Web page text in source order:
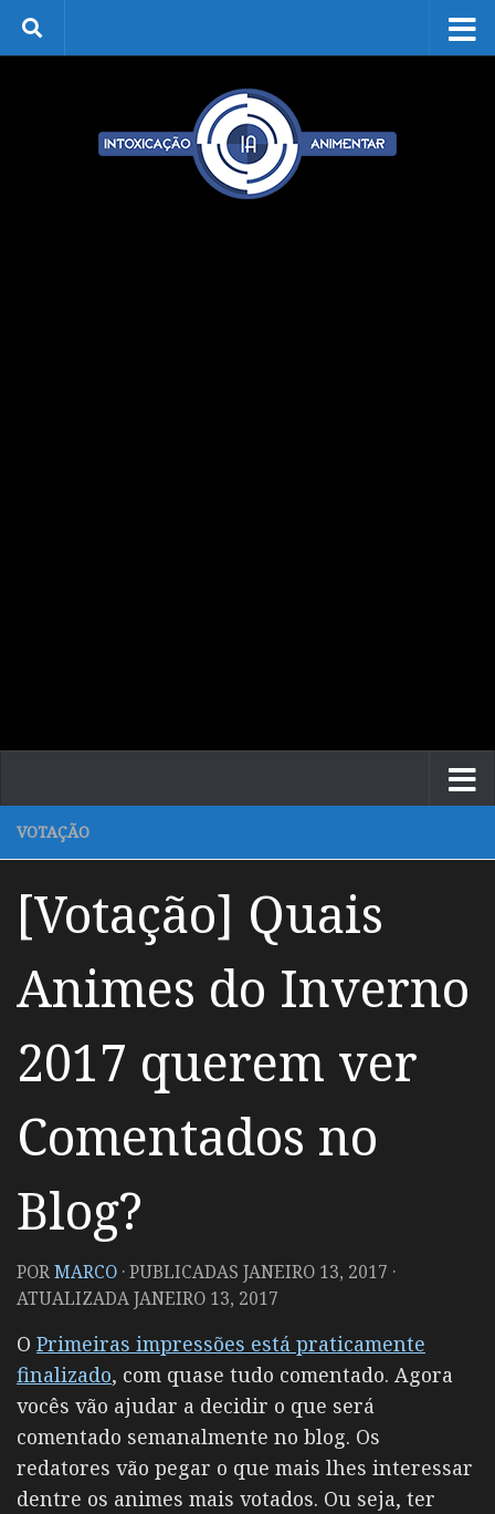
Skip to content
VOTAÇÃO
[Votação] Quais
Animes do Inverno
2017 querem ver
Comentados no
Blog?
PORMARCO · PUBLICADAS JANEIRO 13, 2017 ·
ATUALIZADAJANEIRO 13, 2017
O Primeiras impressões está praticamente
finalizado, com quase tudo comentado. Agora
vocês vão ajudar a decidir o que será
comentado semanalmente no blog. Os
redatores vão pegar o que mais lhes interessar
dentre os animes mais votados. Ou seja, ter